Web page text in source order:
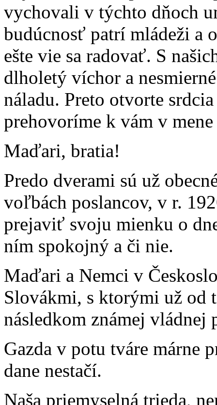
vychovali v týchto dňoch
budúcnosť patrí mládeži a
ešte vie sa radovať. S
dlholetý víchor a
náladu. Preto otvorte
prehovoríme k vám v
Maďari, bratia!
Predo dverami sú už
voľbách poslancov, v r.
prejaviť svoju mienku o
ním spokojný a či nie.
Maďari a Nemci v
Slovákmi, s ktorými už od
následkom známej
Gazda v potu tváre márne
dane nestačí.
Naša priemyselná trieda,